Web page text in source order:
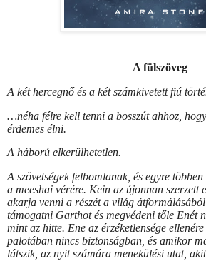
A fülszöveg
A két hercegnő és a két számkivetett fiú
…néha félre kell tenni a bosszút ahhoz,
érdemes élni.
A háború elkerülhetetlen.
A szövetségek felbomlanak, és egyre
a meeshai vérére. Kein az újonnan szerzett
akarja venni a részét a világ
támogatni Garthot és megvédeni tőle Enét
mint az hitte. Ene az érzéketlensége
palotában nincs biztonságban, és amikor
látszik, az nyit számára menekülési utat,